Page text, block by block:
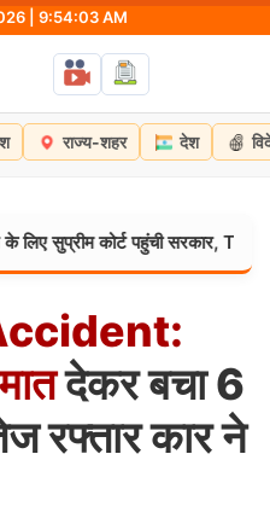
| 9:54:04 AM
राज्य-शहर देश
पहुंची सरकार, TET समकक्ष
मातदेकर बचा 6
रफ्तार कार ने